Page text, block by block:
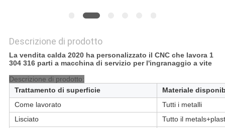
Descrizione di prodotto
La vendita calda 2020 ha personalizzato il CNC che lavora 1
304 316 parti a macchina di servizio per l'ingranaggio a vite
Descrizione di prodotto:
Trattamento di superficie
Materiale
Come lavorato
Tutti i metalli
Lisciato
Tutto il